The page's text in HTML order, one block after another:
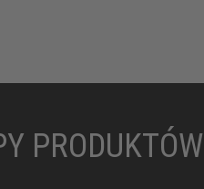
PRODUKTÓW